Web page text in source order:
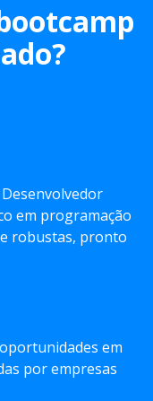
em programação
robustas, pronto
em
por empresas